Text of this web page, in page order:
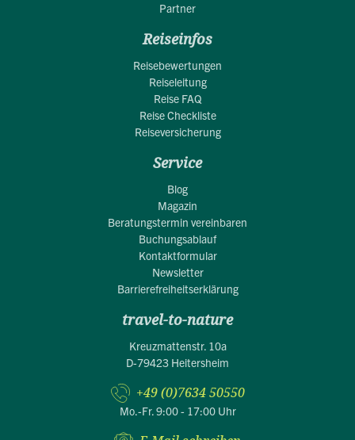
Partner
Reiseinfos
Reisebewertungen
Reiseleitung
Reise FAQ
Reise Checkliste
Reiseversicherung
Service
Blog
Magazin
Beratungstermin vereinbaren
Buchungsablauf
Kontaktformular
Newsletter
Barrierefreiheitserklärung
travel-to-nature
Kreuzmattenstr. 10a
D-79423 Heitersheim
+49 (0)7634 50550
Mo.-Fr. 9:00 - 17:00 Uhr